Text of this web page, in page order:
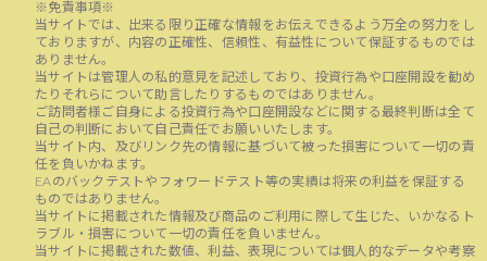
※免責事項※
当サイトでは、出来る限り正確な情報をお伝えできるよう万全の努力をし
ておりますが、内容の正確性、信頼性、有益性について保証するものでは
ありません。
当サイトは管理人の私的意見を記述しており、投資行為や口座開設を勧め
たりそれらについて助言したりするものではありません。
ご訪問者様ご自身による投資行為や口座開設などに関する最終判断は全て
自己の判断において自己責任でお願いいたします。
当サイト内、及びリンク先の情報に基づいて被った損害について一切の責
任を負いかねます。
EAのバックテストやフォワードテスト等の実績は将来の利益を保証する
ものではありません。
当サイトに掲載された情報及び商品のご利用に際して生じた、いかなるト
ラブル・損害について一切の責任を負いません。
当サイトに掲載された数値、利益、表現については個人的なデータや考察